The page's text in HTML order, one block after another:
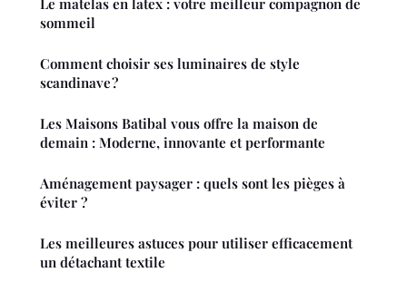
sommeil
Comment choisir ses luminaires de style
scandinave ?
Les Maisons Batibal vous offre la maison de
demain : Moderne, innovante et performante
Aménagement paysager : quels sont les pièges à
éviter ?
Les meilleures astuces pour utiliser efficacement
un détachant textile